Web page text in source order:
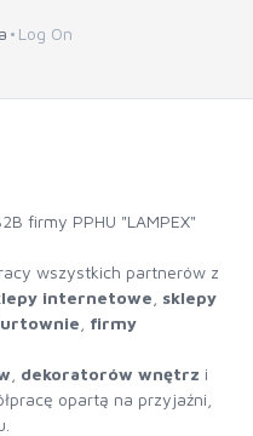
Log On
firmy PPHU "LAMPEX"
wszystkich partnerów z
internetowe sklepy
firmy
dekoratorów wnętrz i
opartą na przyjaźni,